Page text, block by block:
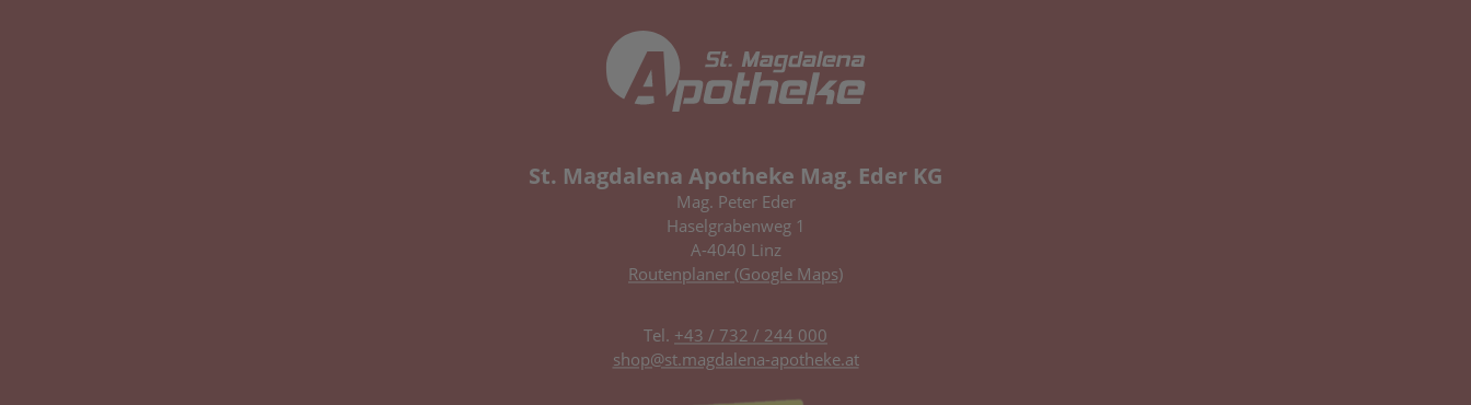
St. Magdalena Apotheke Mag. Eder KG
Mag. Peter Eder
Haselgrabenweg 1
A-4040 Linz
Routenplaner (Google Maps)
Tel. +43 / 732 / 244 000
shop@st.magdalena-apotheke.at